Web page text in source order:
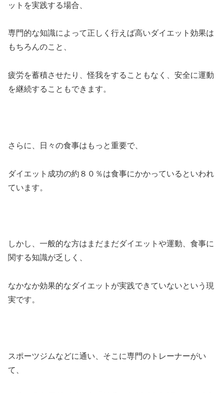
ットを実践する場合、
専門的な知識によって正しく行えば高いダイエット効果は
もちろんのこと、
疲労を蓄積させたり、怪我をすることもなく、安全に運動
を継続することもできます。
さらに、日々の食事はもっと重要で、
ダイエット成功の約８０％は食事にかかっているといわれ
ています。
しかし、一般的な方はまだまだダイエットや運動、食事に
関する知識が乏しく、
なかなか効果的なダイエットが実践できていないという現
実です。
スポーツジムなどに通い、そこに専門のトレーナーがい
て、